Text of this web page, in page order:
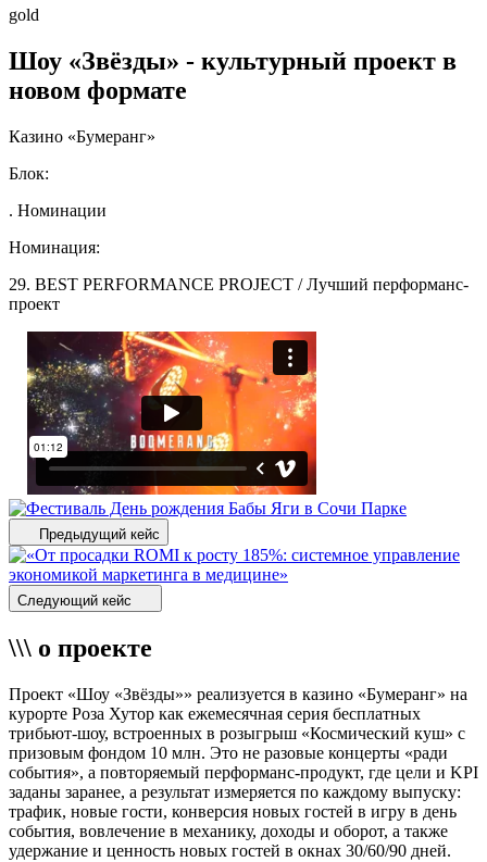
gold
Шоу «Звёзды» - культурный проект в
новом формате
Казино «Бумеранг»
Блок:
. Номинации
Номинация:
29. BEST PERFORMANCE PROJECT / Лучший перформанс-
проект
Предыдущий кейс
Следующий кейс
\\\ о проекте
Проект «Шоу «Звёзды»» реализуется в казино «Бумеранг» на
курорте Роза Хутор как ежемесячная серия бесплатных
трибьют‑шоу, встроенных в розыгрыш «Космический куш» с
призовым фондом 10 млн. Это не разовые концерты «ради
события», а повторяемый перформанс‑продукт, где цели и KPI
заданы заранее, а результат измеряется по каждому выпуску:
трафик, новые гости, конверсия новых гостей в игру в день
события, вовлечение в механику, доходы и оборот, а также
удержание и ценность новых гостей в окнах 30/60/90 дней.